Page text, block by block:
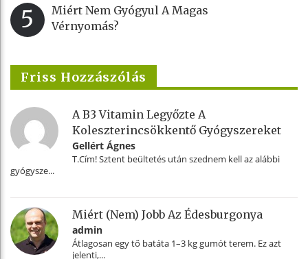
5
Miért Nem Gyógyul A Magas
Vérnyomás?
Friss Hozzászólás
A B3 Vitamin Legyőzte A
Koleszterincsökkentő Gyógyszereket
Gellért Ágnes
T.Cím! Sztent beültetés után szednem kell az alábbi
gyógysze...
Miért (nem) Jobb Az Édesburgonya
admin
Átlagosan egy tő batáta 1–3 kg gumót terem. Ez azt
jelenti,...